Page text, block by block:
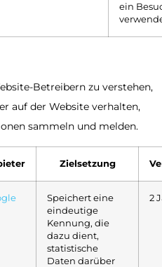
ein
Betreibern zu verstehen,
auf der Website verhalten,
sammeln und melden.
Zielsetzung
Speichert eine
eindeutige
Kennung, die
dazu dient,
statistische
Daten darüber
2